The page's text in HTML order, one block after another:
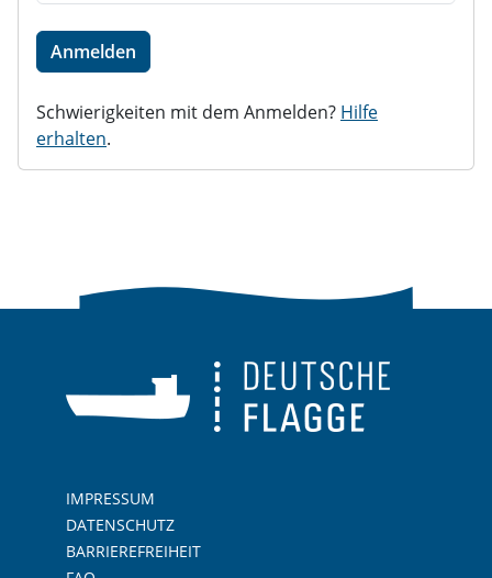
Anmelden
Schwierigkeiten mit dem Anmelden? Hilfe
erhalten.
IMPRESSUM
DATENSCHUTZ
BARRIEREFREIHEIT